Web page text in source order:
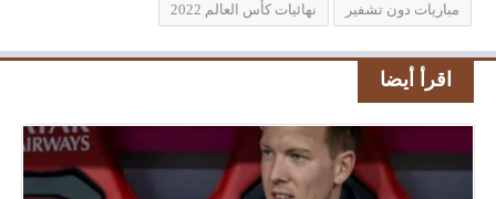
مباريات دون تشفير نهائيات كأس العالم 2022
اقرأ أيضا